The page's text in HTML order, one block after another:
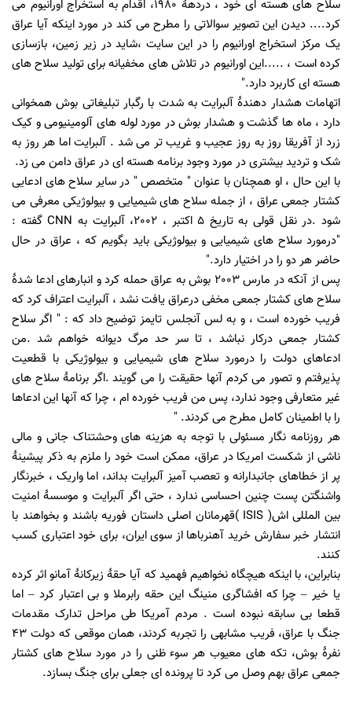
سلاح های هسته ای خود ، دردهۀ 1980، اقدام به استخراج اورانیوم می
کرد.... دیدن این تصویر سوالاتی را مطرح می کند در مورد اینکه آیا عراق
یک مرکز استخراج اورانیوم را در این سایت ،شاید در زیر زمین، بازسازی
کرده است ، .....این اورانیوم در تلاش های مخفیانه برای تولید سلاح های
هسته ای کاربرد دارد."
اتهامات هشدار دهندۀ آلبرایت به شدت با رگبار تبلیغاتی بوش همخوانی
دارد ، ماه ها گذشت و هشدار بوش در مورد لوله های آلومینیومی و کیک
زرد از آفریقا روز به روز عجیب و غریب تر می شد . آلبرایت اما هر روز به
شک و تردید بیشتری در مورد وجود برنامه هسته ای در عراق دامن می زد.
با این حال ، او همچنان با عنوان " متخصص " در سایر سلاح های ادعایی
کشتار جمعی عراق ، از جمله سلاح های شیمیایی و بیولوژیکی معرفی می
شود.در نقل قولی به تاریخ 5 اکتبر ، 2002، آلبرایت به CNNگفته :
"درمورد سلاح های شیمیایی و بیولوژیکی باید بگویم که ، عراق در حال
حاضر هر دو را در اختیار دارد."
پس از آنکه در مارس 2003 بوش به عراق حمله کرد و انبارهای ادعا شدۀ
سلاح های کشتار جمعی مخفی درعراق یافت نشد ، آلبرایت اعتراف کرد که
فریب خورده است ، و به لس آنجلس تایمز توضیح داد که : " اگر سلاح
کشتار جمعی درکار نباشد ، تا سر حد مرگ دیوانه خواهم شد.من
ادعاهای دولت را درمورد سلاح های شیمیایی و بیولوژیکی با قطعیت
پذیرفتم و تصور می کردم آنها حقیقت را می گویند.اگر برنامۀ سلاح های
غیر متعارفی وجود ندارد، پس من فریب خورده ام ، چرا که آنها این ادعاها
را با اطمینان کامل مطرح می کردند. "
هر روزنامه نگار مسئولی با توجه به هزینه های وحشتناک جانی و مالی
ناشی از شکست امریکا در عراق، ممکن است خود را ملزم به ذکر پیشینۀ
پر از خطاهای جانبدارانه و تعصب آمیز آلبرایت بداند، اما واریک ، خبرنگار
واشنگتن پست چنین احساسی ندارد ، حتی اگر آلبرایت و موسسۀ امنیت
بین المللی اش( ( ISISقهرمانان اصلی داستان فوریه باشند و بخواهند با
انتشار خبر سفارش خرید آهنرباها از سوی ایران، برای خود اعتباری کسب
کنند.
بنابراین، با اینکه هیچگاه نخواهیم فهمید که آیا حقۀ زیرکانۀ آمانو اثر کرده
یا خیر –چرا که افشاگری منینگ این حقه رابرملا و بی اعتبار کرد– اما
قطعا بی سابقه نبوده است . مردم آمریکا طی مراحل تدارک مقدمات
جنگ با عراق، فریب مشابهی را تجربه کردند، همان موقعی که دولت 43
نفرۀ بوش، تکه های معیوب هر سوء ظنی را در مورد سلاح های کشتار
جمعی عراق بهم وصل می کرد تا پرونده ای جعلی برای جنگ بسازد.